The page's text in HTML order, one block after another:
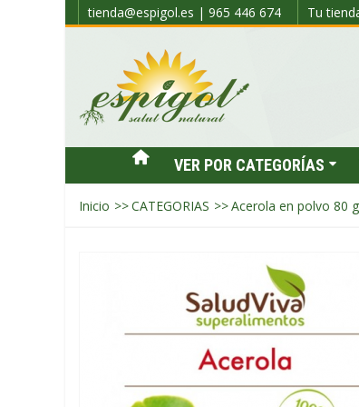
tienda@espigol.es | 965 446 674 Tu
VER POR CATEGORÍAS
Inicio >>CATEGORIAS >>Acerola en polvo 80